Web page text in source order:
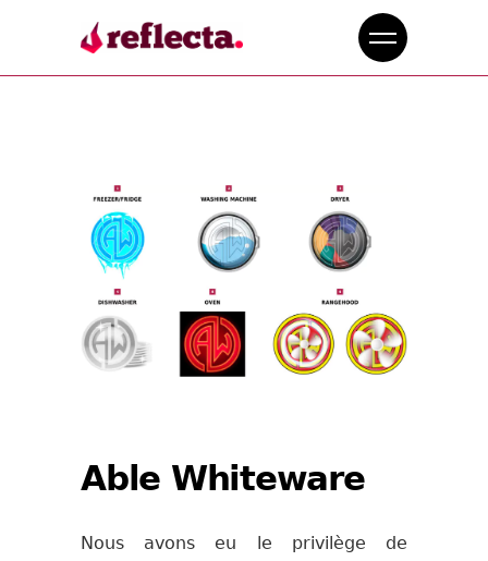
Able Whiteware
Nous avons eu le privilège de